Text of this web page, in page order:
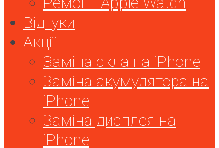
Відгуки
Акції
Заміна скла на iPhone
Заміна акумулятора на
iPhone
Заміна дисплея на
iPhone